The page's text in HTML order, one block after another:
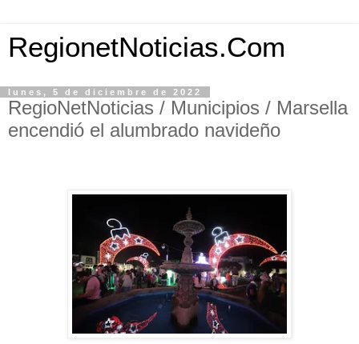
RegionetNoticias.Com
lunes, 5 de diciembre de 2022
RegioNetNoticias / Municipios / Marsella
encendió el alumbrado navideño